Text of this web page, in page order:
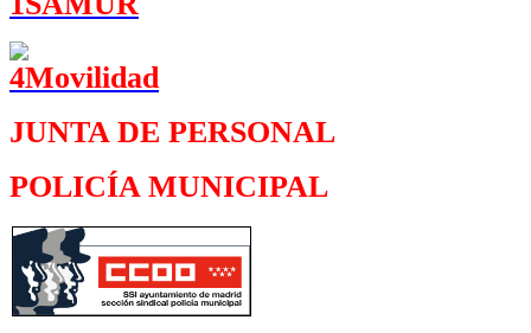
JUNTA DE PERSONAL
POLICÍA MUNICIPAL